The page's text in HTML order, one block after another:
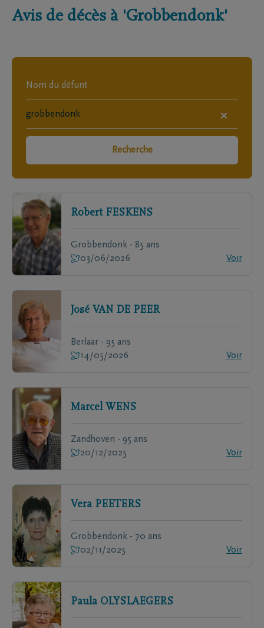
Avis de décès à 'Grobbendonk'
×
Recherche
Robert FESKENS
Grobbendonk - 85 ans
03/06/2026
Voir
José VAN DE PEER
Berlaar - 95 ans
14/05/2026
Voir
Marcel WENS
Zandhoven - 95 ans
20/12/2025
Voir
Vera PEETERS
Grobbendonk - 70 ans
02/11/2025
Voir
Paula OLYSLAEGERS